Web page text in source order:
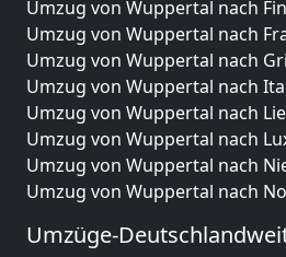
Umzug von Wuppertal nach
Umzug von Wuppertal nach
Umzug von Wuppertal nach
Umzug von Wuppertal nach
Umzug von Wuppertal nach
Umzug von Wuppertal nach
Umzug von Wuppertal nach
Umzug von Wuppertal nach
Umzüge-